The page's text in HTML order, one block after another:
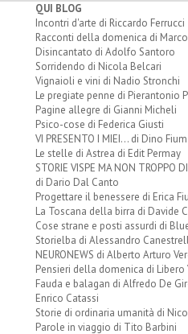
QUI BLOG
Incontri d'arte di Riccardo Ferrucci
Racconti della domenica di
Disincantato di Adolfo Santoro
Sorridendo di Nicola Belcari
Vignaioli e vini di Nadio Stronchi
Le pregiate penne di Pierantonio
Pagine allegre di Gianni Micheli
Psico-cose di Federica Giusti
VI PRESENTO I MIEI... di Dino
Le stelle di Astrea di Edit Permay
STORIE VISPE MA NON TROPPO
di Dario Dal Canto
Progettare il benessere di Erica
La Toscana della birra di Davide
Cose strane e posti assurdi di
Storielba di Alessandro
NEURONEWS di Alberto Arturo
Pensieri della domenica di Libero
Fauda e balagan di Alfredo De
Enrico Catassi
Storie di ordinaria umanità di
Parole in viaggio di Tito Barbini